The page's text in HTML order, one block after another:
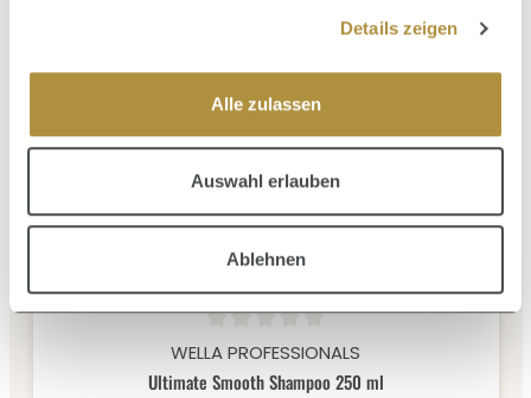
Details zeigen
Alle zulassen
Auswahl erlauben
Ablehnen
SHAMPOO
Inhalt:0.3 Liter(81,50 € / 1 Liter)
Regulärer Preis:
24,45 €
Durchschnittliche Bewertung von 0 von 5 Sternen
WELLA PROFESSIONALS
Ultimate Smooth Shampoo 250 ml